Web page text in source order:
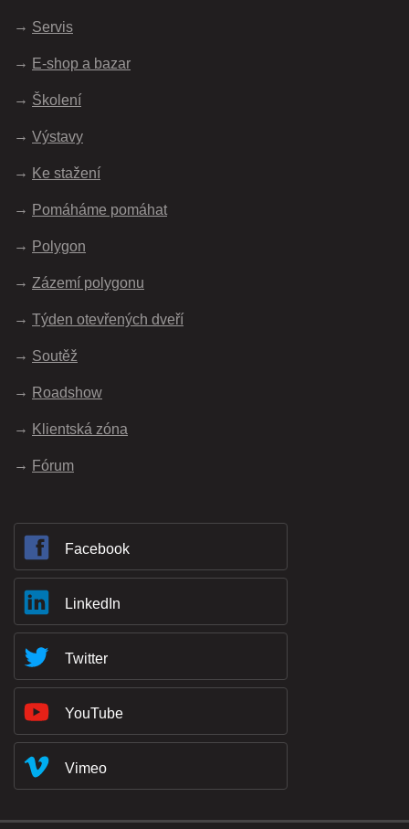
Servis
E-shop a bazar
Školení
Výstavy
Ke stažení
Pomáháme pomáhat
Polygon
Zázemí polygonu
Týden otevřených dveří
Soutěž
Roadshow
Klientská zóna
Fórum
Facebook
LinkedIn
Twitter
YouTube
Vimeo